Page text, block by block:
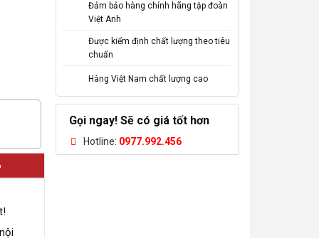
Đảm bảo hàng chính hãng tập đoàn
Việt Anh
Được kiểm định chất lượng theo tiêu
chuẩn
Hàng Việt Nam chất lượng cao
Gọi ngay! Sẽ có giá tốt hơn
Hotline: 0977.992.456